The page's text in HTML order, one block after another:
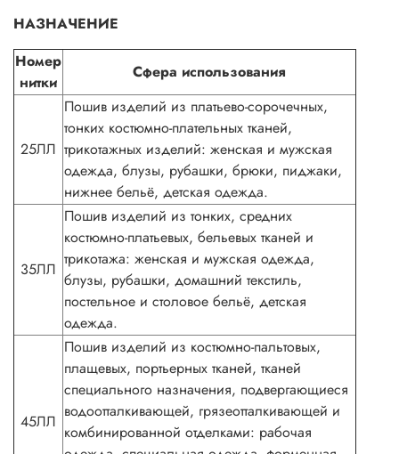
НАЗНАЧЕНИЕ
Номер
нитки
Сфера использования
25ЛЛ
Пошив изделий из платьево-сорочечных,
тонких костюмно-плательных тканей,
трикотажных изделий: женская и мужская
одежда, блузы, рубашки, брюки, пиджаки,
нижнее бельё, детская одежда.
35ЛЛ
Пошив изделий из тонких, средних
костюмно-платьевых, бельевых тканей и
трикотажа: женская и мужская одежда,
блузы, рубашки, домашний текстиль,
постельное и столовое бельё, детская
одежда.
45ЛЛ
Пошив изделий из костюмно-пальтовых,
плащевых, портьерных тканей, тканей
специального назначения, подвергающиеся
водоотталкивающей, грязеотталкивающей и
комбинированной отделками: рабочая